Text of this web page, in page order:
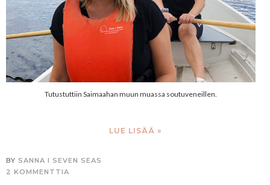
Tutustuttiin Saimaahan muun muassa soutuveneillen.
LUE LISÄÄ »
BY SANNA I SEVEN SEAS
2 KOMMENTTIA